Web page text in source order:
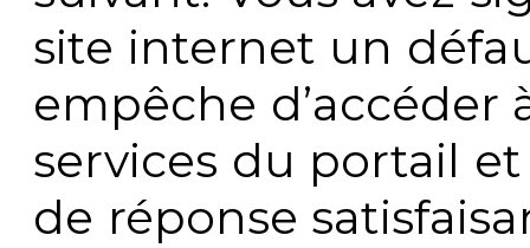
site internet un
empêche
services du portail
de réponse